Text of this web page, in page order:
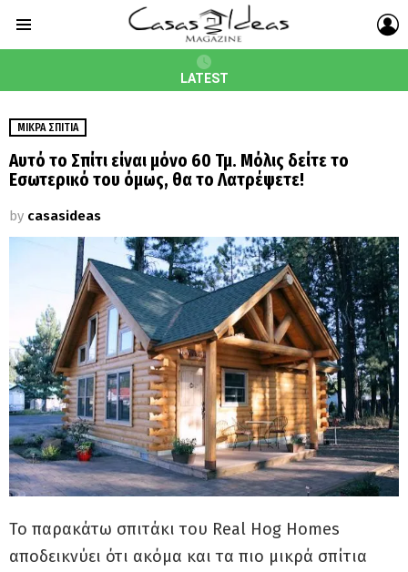
LATEST
ΜΙΚΡΆ ΣΠΊΤΙΑ
Αυτό το Σπίτι είναι μόνο 60 Τμ. Μόλις δείτε το
Εσωτερικό του όμως, θα το Λατρέψετε!
by casasideas
Το παρακάτω σπιτάκι του Real Hog Homes
αποδεικνύει ότι ακόμα και τα πιο μικρά σπίτια